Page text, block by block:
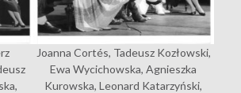
Joanna Cortés, Tadeusz Kozłowski,
Ewa Wycichowska, Agnieszka
Kurowska, Leonard Katarzyński,